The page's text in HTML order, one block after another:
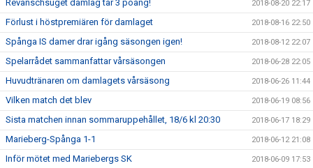
Revanschsuget damlag tar 3 poäng! 2018-08-20 22:17
Förlust i höstpremiären för damlaget 2018-08-16 22:50
Spånga IS damer drar igång säsongen igen! 2018-08-12 22:07
Spelarrådet sammanfattar vårsäsongen 2018-06-28 22:05
Huvudtränaren om damlagets vårsäsong 2018-06-26 11:44
Vilken match det blev 2018-06-19 08:56
Sista matchen innan sommaruppehållet, 18/6 kl 20:30 2018-06-17 18:29
Marieberg-Spånga 1-1 2018-06-12 21:08
Inför mötet med Mariebergs SK 2018-06-09 17:53